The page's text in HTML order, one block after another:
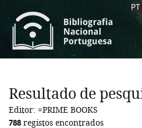
PT
Resultado de
Editor: =PRIME BOOKS
788 registos encontrados